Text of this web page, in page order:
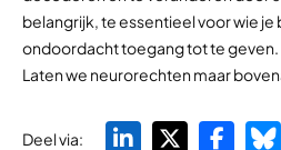
belangrijk, te essentieel voor wie je
ondoordacht toegang tot te geven.
Laten we neurorechten maar
Deel via: